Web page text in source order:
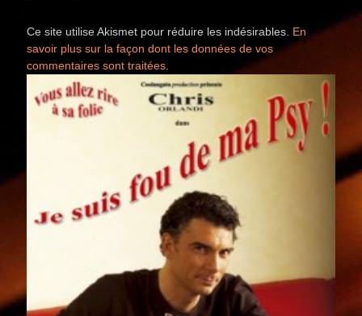
Ce site utilise Akismet pour réduire les indésirables. En
savoir plus sur la façon dont les données de vos
commentaires sont traitées